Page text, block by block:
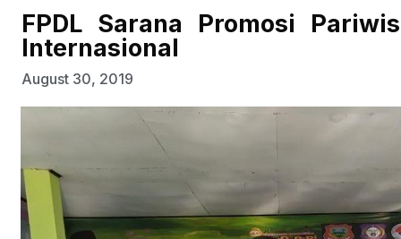
FPDL Sarana Promosi
Internasional
August 30, 2019